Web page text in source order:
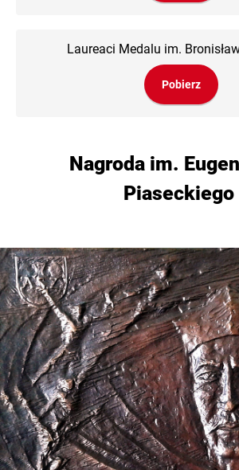
Laureaci Medalu im.
Pobierz
Nagroda im.
Piaseckiego